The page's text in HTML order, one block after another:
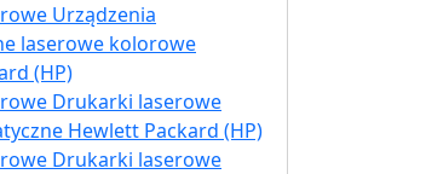
Urządzenia
laserowe kolorowe
(HP)
Drukarki laserowe
Hewlett Packard (HP)
Drukarki laserowe